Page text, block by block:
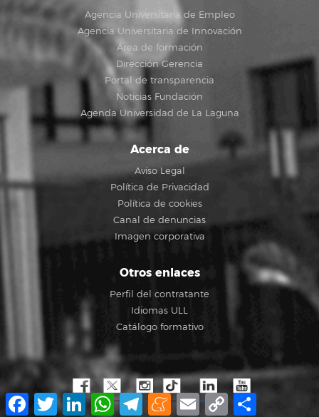
Agencia Universitaria de Empleo
Agencia Universitaria de Innovación
Área de formación
Dirección Gerencia
Portal de transparencia
Noticias Fundación
Agenda Universidad de La Laguna
Acerca de
Aviso Legal
Política de Privacidad
Política de cookies
Canal de denuncias
Imagen corporativa
Otros enlaces
Perfil del contratante
Idiomas ULL
Catálogo formativo
Facebook
TwitterLinkedInWhatsApp
TelegramMeneame
Email Copy
Link